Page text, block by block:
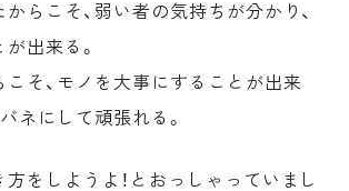
らこそ、弱い者の気持ちが分かり、
出来る。
そ、モノを大事にすることが出来
ネにして頑張れる。
をしようよ！とおっしゃっていまし